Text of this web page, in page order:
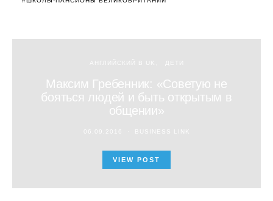
АНГЛИЙСКИЙ В UK ДЕТИ
Максим Гребенник: «Советую не
бояться людей и быть открытым в
общении»
06.09.2016 BUSINESS LINK
VIEW POST